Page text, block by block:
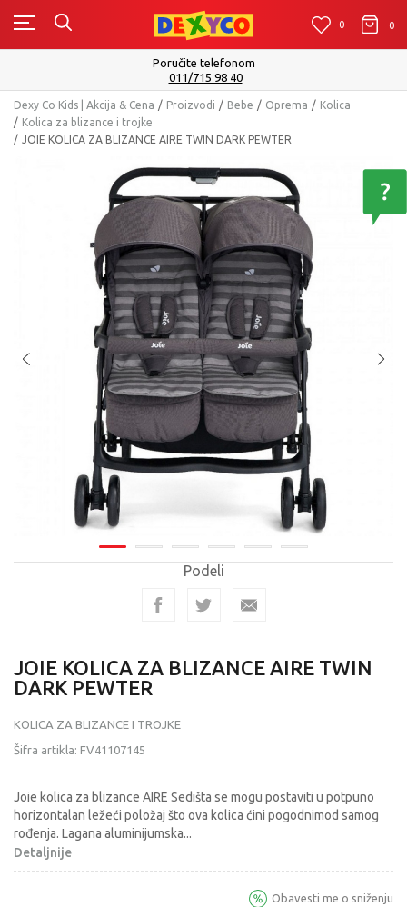
0 0 0
Poručite telefonom
011/715 98 40
Dexy Co Kids | Akcija & Cena Proizvodi Bebe Oprema
Kolica
Kolica za blizance i trojke
JOIE KOLICA ZA BLIZANCE AIRE TWIN DARK PEWTER
Podeli
JOIE KOLICA ZA BLIZANCE AIRE TWIN
DARK PEWTER
KOLICA ZA BLIZANCE I TROJKE
Šifra artikla: FV41107145
Joie kolica za blizance AIRE Sedišta se mogu postaviti u potpuno
horizontalan ležeći položaj što ova kolica ćini pogodnimod samog
rođenja. Lagana aluminijumska...
Detaljnije
Obavesti me o sniženju